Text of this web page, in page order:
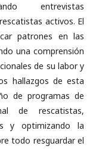
entrevistas
activos. El
patrones en las
una comprensión
de su labor y
hallazgos de esta
de programas de
de rescatistas,
y optimizando la
todo resguardar el